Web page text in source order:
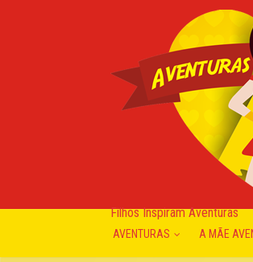
Filhos Inspiram Aventuras
AVENTURAS A MÃE